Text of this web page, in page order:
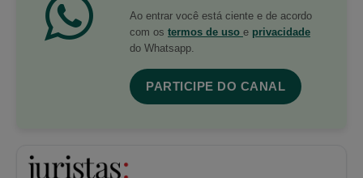
Ao entrar você está ciente e de acordo
com os termos de uso e privacidade
do Whatsapp.
PARTICIPE DO CANAL